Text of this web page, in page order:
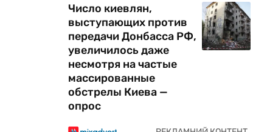
Число киевлян,
выступающих против
передачи Донбасса РФ,
увеличилось даже
несмотря на частые
массированные
обстрелы Киева —
опрос